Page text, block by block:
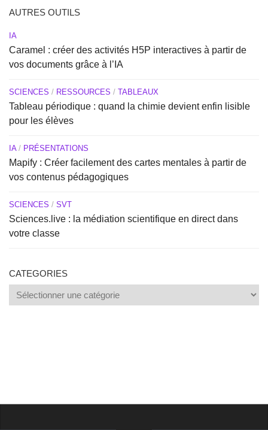
AUTRES OUTILS
IA
Caramel : créer des activités H5P interactives à partir de
vos documents grâce à l’IA
SCIENCES / RESSOURCES / TABLEAUX
Tableau périodique : quand la chimie devient enfin lisible
pour les élèves
IA/ PRÉSENTATIONS
Mapify : Créer facilement des cartes mentales à partir de
vos contenus pédagogiques
SCIENCES / SVT
Sciences.live : la médiation scientifique en direct dans
votre classe
CATEGORIES
Categories